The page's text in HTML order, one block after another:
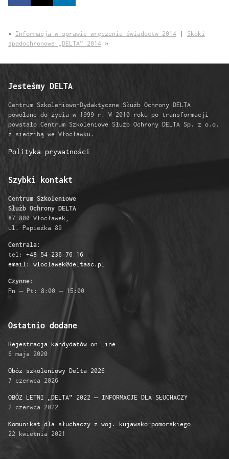
« Informacja w sprawie wręczenia świadectw 2014 | Skoki
spadochronowe „DELTA” 2014 »
Jesteśmy DELTA
Centrum Szkoleniowo-Dydaktyczne Służb Ochrony DELTA
powołane do życia w 1999 r. W 2010 roku po transformacji
powstało Centrum Szkoleniowe Służb Ochrony DELTA Sp. z o.o.
z siedzibą we Włocławku.
Polityka prywatności
Szybki kontakt
Centrum Szkoleniowe
Służb Ochrony DELTA
87-800 Włocławek,
ul. Papieżka 89
Centrala:
tel: +48 54 236 76 16
email: wloclawek@deltasc.pl
Czynne:
Pn – Pt: 8:00 – 15:00
Ostatnio dodane
Rejestracja kandydatów on-line
6 maja 2020
Obóz szkoleniowy Delta 2026
7 czerwca 2026
OBÓZ LETNI „DELTA” 2022 – INFORMACJE DLA SŁUCHACZY
2 czerwca 2022
Komunikat dla słuchaczy z woj. kujawsko-pomorskiego
22 kwietnia 2021